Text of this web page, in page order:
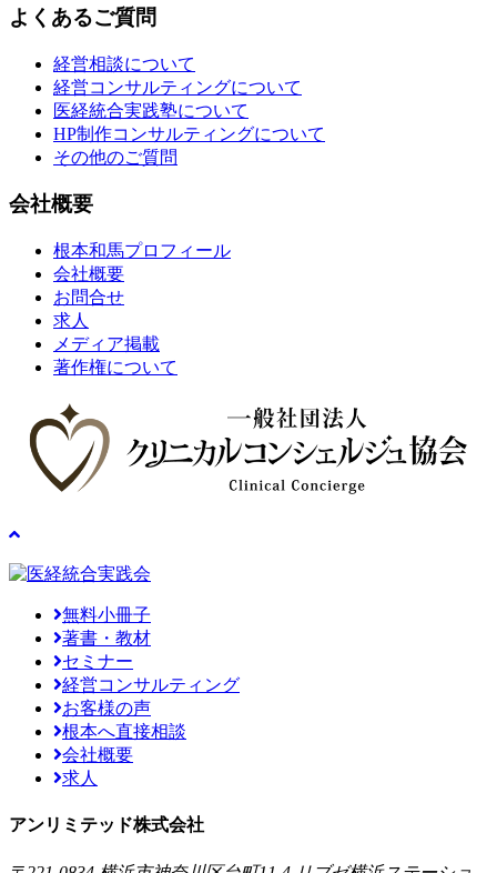
よくあるご質問
経営相談について
経営コンサルティングについて
医経統合実践塾について
HP制作コンサルティングについて
その他のご質問
会社概要
根本和馬プロフィール
会社概要
お問合せ
求人
メディア掲載
著作権について
無料小冊子
著書・教材
セミナー
経営コンサルティング
お客様の声
根本へ直接相談
会社概要
求人
アンリミテッド株式会社